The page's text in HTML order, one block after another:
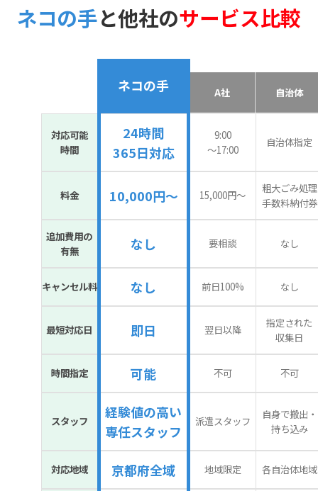
ネコの手と他社のサービス比較
ネコの手 A社 自治体
対応可能
時間
24時間
365日対応
9:00
〜17:00
自治体指定
料金 10,000円～ 15,000円〜
粗大ごみ処理
手数料納付券
追加費用の
有無
なし 要相談 なし
キャンセル料 なし 前日100% なし
最短対応日 即日 翌日以降
指定された
収集日
時間指定 可能 不可 不可
スタッフ
経験値の高い
専任スタッフ
派遣スタッフ
自身で搬出・
持ち込み
対応地域 京都府全域 地域限定 各自治体地域